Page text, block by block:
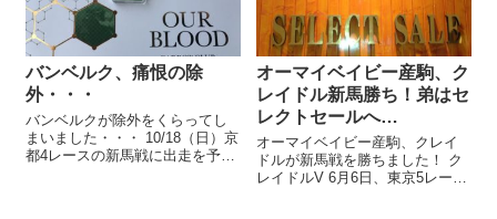
バンベルク、痛恨の除
外・・・
バンベルクが除外をくらってし
まいました・・・ 10/18（日）京
都4レースの新馬戦に出走を予定
オーマイベイビー産駒、ク
レイドル新馬勝ち！弟はセ
レクトセールへ…
オーマイベイビー産駒、クレイ
ドルが新馬戦を勝ちました！ ク
レイドルV 6月6日、東京5レー